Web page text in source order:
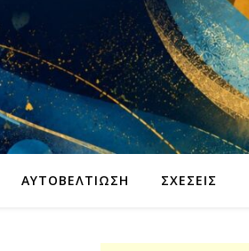
ΑΥΤΟΒΕΛΤΊΩΣΗ ΣΧΈΣΕΙΣ